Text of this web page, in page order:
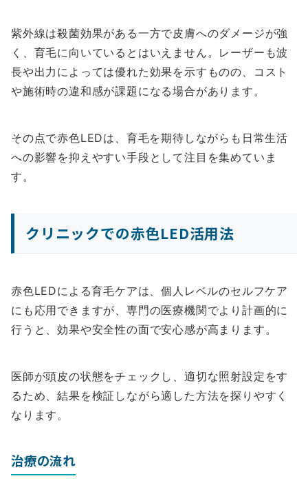
紫外線は殺菌効果がある一方で皮膚へのダメージが強
く、育毛に向いているとはいえません。レーザーも波
長や出力によっては優れた効果を示すものの、コスト
や施術時の違和感が課題になる場合があります。
その点で赤色LEDは、育毛を期待しながらも日常生活
への影響を抑えやすい手段として注目を集めていま
す。
クリニックでの赤色LED活用法
赤色LEDによる育毛ケアは、個人レベルのセルフケア
にも応用できますが、専門の医療機関でより計画的に
行うと、効果や安全性の面で安心感が高まります。
医師が頭皮の状態をチェックし、適切な照射設定をす
るため、結果を検証しながら適した方法を探りやすく
なります。
治療の流れ